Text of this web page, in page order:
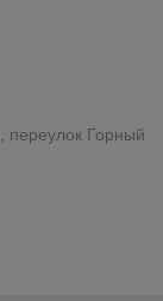
Горный